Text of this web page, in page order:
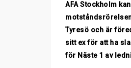
AFA Stockholm
Tyresö och är
sitt ex för att ha
för Näste 1 av